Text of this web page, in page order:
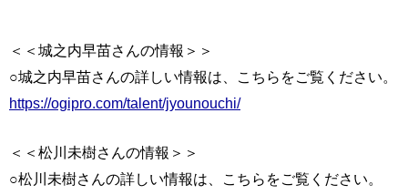
＜＜城之内早苗さんの情報＞＞
○城之内早苗さんの詳しい情報は、こちらをご覧ください。
https://ogipro.com/talent/jyounouchi/
＜＜松川未樹さんの情報＞＞
○松川未樹さんの詳しい情報は、こちらをご覧ください。